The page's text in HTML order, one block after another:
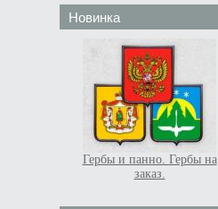
Новинка
Гербы и панно. Гербы на
заказ.